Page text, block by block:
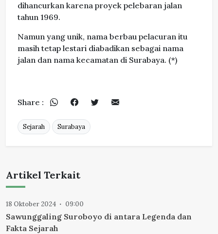
dihancurkan karena proyek pelebaran jalan
tahun 1969.
Namun yang unik, nama berbau pelacuran itu
masih tetap lestari diabadikan sebagai nama
jalan dan nama kecamatan di Surabaya. (*)
Share :
Sejarah Surabaya
Artikel Terkait
18 Oktober 2024 09:00
Sawunggaling Suroboyo di antara Legenda dan
Fakta Sejarah